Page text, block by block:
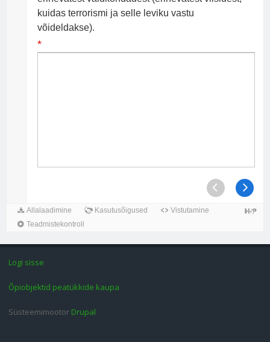
Logi sisse
Õpiobjektid peatükkide kaupa
Süsteemimootor Drupal